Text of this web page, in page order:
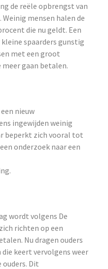
de reële opbrengst van
mensen halen de
die nu geldt. Een
spaarders gunstig
met een groot
gaan betalen.
nieuw
ingewijden weinig
beperkt zich vooral tot
onderzoek naar een
wordt volgens De
richten op een
Nu dragen ouders
keert vervolgens weer
Dit